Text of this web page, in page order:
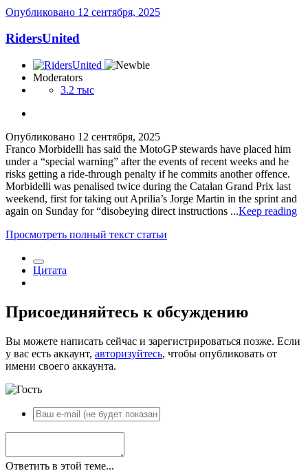
Опубликовано 12 сентября, 2025
RidersUnited
Moderators
3.2 тыс
Опубликовано 12 сентября, 2025
​Franco Morbidelli has said the MotoGP stewards have placed him
under a “special warning” after the events of recent weeks and he
risks getting a ride-through penalty if he commits another offence.
Morbidelli was penalised twice during the Catalan Grand Prix last
weekend, first for taking out Aprilia’s Jorge Martin in the sprint and
again on Sunday for “disobeying direct instructions ...Keep reading
Просмотреть полный текст статьи
Цитата
Присоединяйтесь к обсуждению
Вы можете написать сейчас и зарегистрироваться позже. Если
у вас есть аккаунт, авторизуйтесь, чтобы опубликовать от
имени своего аккаунта.
Ответить в этой теме...